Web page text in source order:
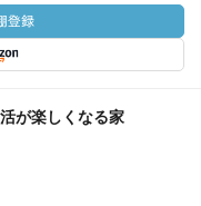
が楽しくなる家